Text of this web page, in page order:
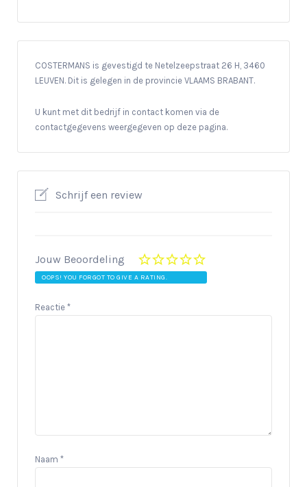
COSTERMANS is gevestigd te Netelzeepstraat 26 H, 3460
LEUVEN. Dit is gelegen in de provincie VLAAMS BRABANT.
U kunt met dit bedrijf in contact komen via de
contactgegevens weergegeven op deze pagina.
Schrijf een review
Jouw Beoordeling
OOPS! YOU FORGOT TO GIVE A RATING.
Reactie *
Naam *